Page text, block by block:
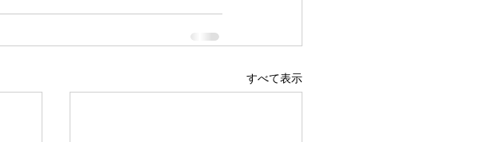
すべて表示